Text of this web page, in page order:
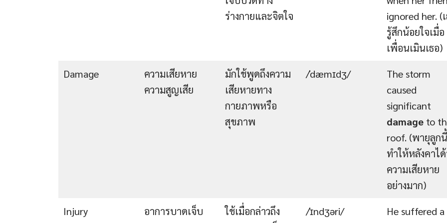
ร่างกายและจิตใจ
ignored her. (
รู้สึกน้อยใจเมื่อ
เพื่อนเมินเธอ)
Damage
ความเสียหาย
ความสูญเสีย
มักใช้พูดถึงความ
เสียหายทาง
กายภาพหรือ
สุขภาพ
/ˈdæmɪdʒ/
The storm
caused
significant
damage to
roof. (พายุลูกนี้
ทำให้หลังคาไ
ความเสียหาย
อย่างมาก)
Injury
อาการบาดเจ็บ
ใช้เมื่อกล่าวถึง
/ˈɪndʒəri/
He suffered a